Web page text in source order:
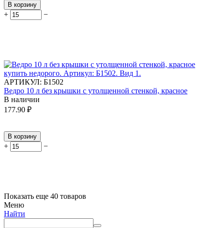
В корзину
+ −
АРТИКУЛ: Б1502
Ведро 10 л без крышки с утолщенной стенкой, красное
В наличии
177.90 ₽
В корзину
+ −
Показать еще 40 товаров
Меню
Найти